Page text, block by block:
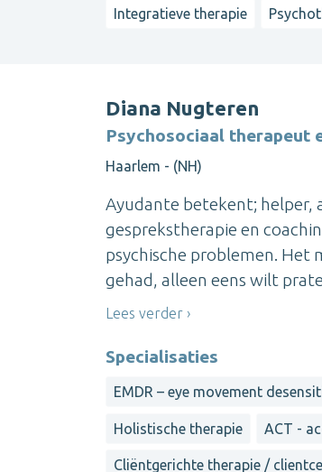
Integratieve therapie
Diana Nugteren
Psychosociaal therapeut
Haarlem - (NH)
Ayudante betekent; helper,
gesprekstherapie en
psychische problemen. Het
gehad, alleen eens wilt
Lees verder
Specialisaties
EMDR – eye movement
Holistische therapie ACT -
Cliëntgerichte therapie /